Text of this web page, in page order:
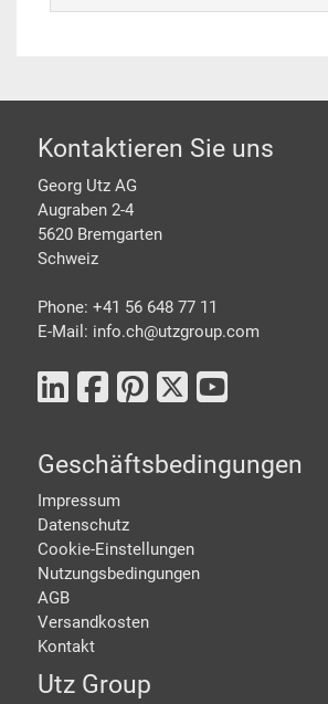
Footer
Kontaktieren Sie uns
Georg Utz AG
Augraben 2-4
5620 Bremgarten
Schweiz
Phone: +41 56 648 77 11
E-Mail: info.ch@utzgroup.com
Geschäftsbedingungen
Impressum
Datenschutz
Cookie-Einstellungen
Nutzungsbedingungen
AGB
Versandkosten
Kontakt
Utz Group